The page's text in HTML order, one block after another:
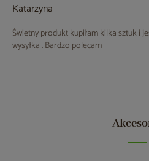
Katarzyna
Świetny produkt kupiłam kilka sztuk i
wysyłka . Bardzo polecam